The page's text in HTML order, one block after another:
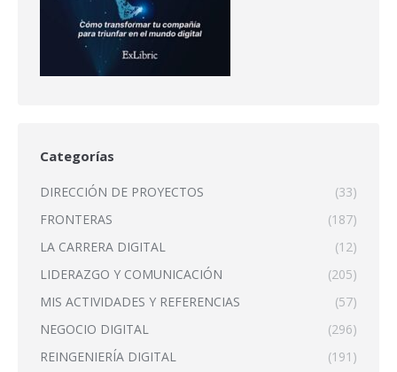
Categorías
DIRECCIÓN DE PROYECTOS
(33)
FRONTERAS
(187)
LA CARRERA DIGITAL
(12)
LIDERAZGO Y COMUNICACIÓN
(205)
MIS ACTIVIDADES Y REFERENCIAS
(57)
NEGOCIO DIGITAL
(296)
REINGENIERÍA DIGITAL
(191)